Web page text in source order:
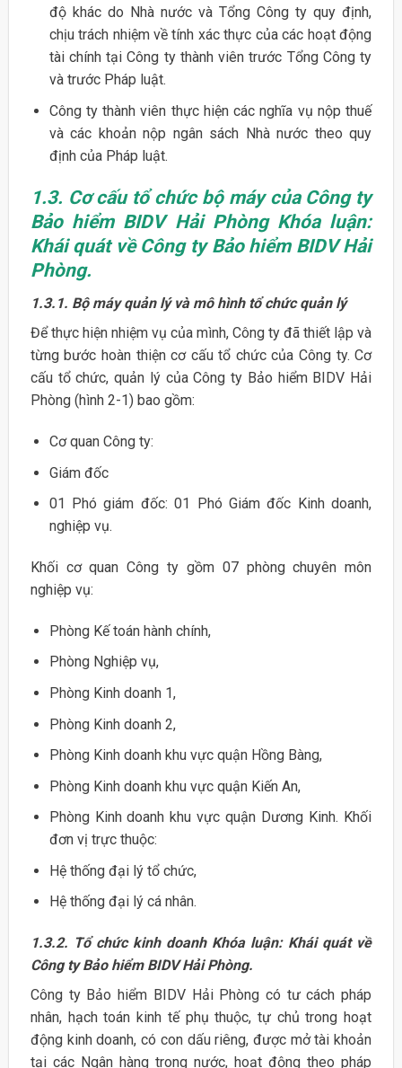
độ khác do Nhà nước và Tổng Công ty quy định,
chịu trách nhiệm về tính xác thực của các hoạt động
tài chính tại Công ty thành viên trước Tổng Công ty
và trước Pháp luật.
Công ty thành viên thực hiện các nghĩa vụ nộp thuế
và các khoản nộp ngân sách Nhà nước theo quy
định của Pháp luật.
1.3. Cơ cấu tổ chức bộ máy của Công ty
Bảo hiểm BIDV Hải Phòng Khóa luận:
Khái quát về Công ty Bảo hiểm BIDV Hải
Phòng.
1.3.1. Bộ máy quản lý và mô hình tổ chức quản lý
Để thực hiện nhiệm vụ của mình, Công ty đã thiết lập và
từng bước hoàn thiện cơ cấu tổ chức của Công ty. Cơ
cấu tổ chức, quản lý của Công ty Bảo hiểm BIDV Hải
Phòng (hình 2-1) bao gồm:
Cơ quan Công ty:
Giám đốc
01 Phó giám đốc: 01 Phó Giám đốc Kinh doanh,
nghiệp vụ.
Khối cơ quan Công ty gồm 07 phòng chuyên môn
nghiệp vụ:
Phòng Kế toán hành chính,
Phòng Nghiệp vụ,
Phòng Kinh doanh 1,
Phòng Kinh doanh 2,
Phòng Kinh doanh khu vực quận Hồng Bàng,
Phòng Kinh doanh khu vực quận Kiến An,
Phòng Kinh doanh khu vực quận Dương Kinh. Khối
đơn vị trực thuộc:
Hệ thống đại lý tổ chức,
Hệ thống đại lý cá nhân.
1.3.2. Tổ chức kinh doanh Khóa luận: Khái quát về
Công ty Bảo hiểm BIDV Hải Phòng.
Công ty Bảo hiểm BIDV Hải Phòng có tư cách pháp
nhân, hạch toán kinh tế phụ thuộc, tự chủ trong hoạt
động kinh doanh, có con dấu riêng, được mở tài khoản
tại các Ngân hàng trong nước, hoạt động theo pháp